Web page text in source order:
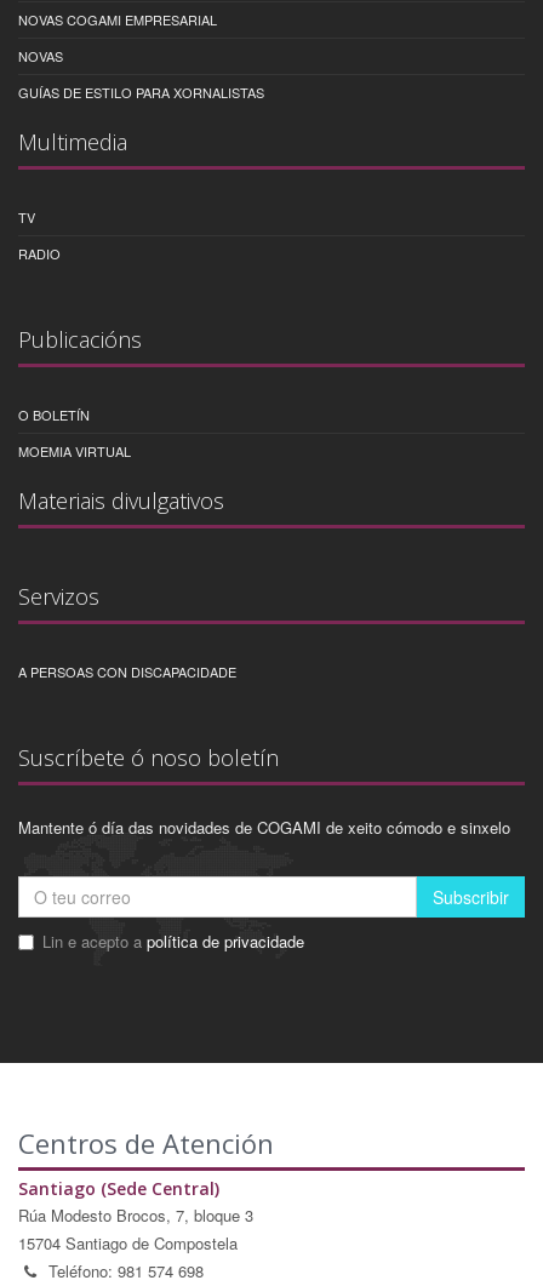
NOVAS COGAMI EMPRESARIAL
NOVAS
GUÍAS DE ESTILO PARA XORNALISTAS
Multimedia
TV
RADIO
Publicacións
O BOLETÍN
MOEMIA VIRTUAL
Materiais divulgativos
Servizos
A PERSOAS CON DISCAPACIDADE
Suscríbete ó noso boletín
Mantente ó día das novidades de COGAMI de xeito cómodo e sinxelo
Subscribir
Lin e acepto a política de privacidade
Centros de Atención
Santiago (Sede Central)
Rúa Modesto Brocos, 7, bloque 3
15704 Santiago de Compostela
Teléfono: 981 574 698